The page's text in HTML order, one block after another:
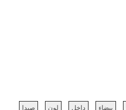
بيضاء داخل لون
صيدا